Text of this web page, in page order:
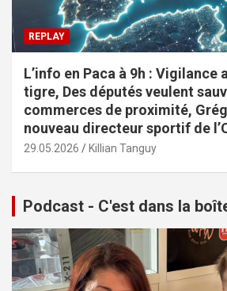
REPLAY
L’info en Paca à 9h : Vigilance
tigre, Des députés veulent
commerces de proximité,
nouveau directeur sportif de
29.05.2026 Killian Tanguy
Podcast - C'est dans la